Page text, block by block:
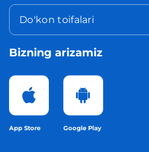
Do'kon toifalari
Bizning arizamiz
App Store Google Play